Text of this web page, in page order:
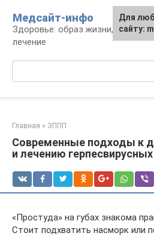
контенту
Медсайт-инфо
Здоровье: образ жизни,
лечение
Главная » ЗППП
Современные подходы к
и лечению
«Простуда» на губах знакома
Стоит подхватить насморк или
Для
сайту: